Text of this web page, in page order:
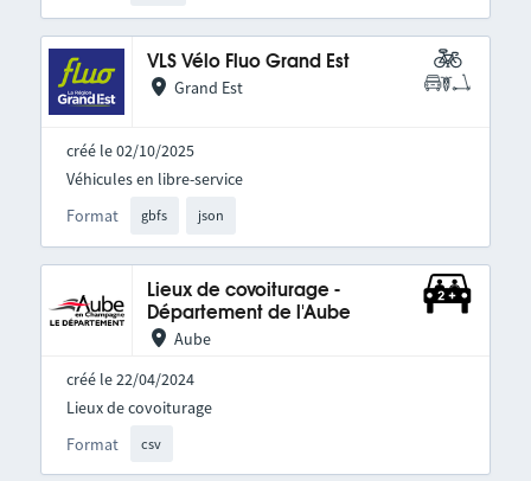
VLS Vélo Fluo Grand Est
Grand Est
créé le 02/10/2025
Format gbfs json
Véhicules en libre-service
Lieux de covoiturage -
Département de l'Aube
Aube
créé le 22/04/2024
Format csv
Lieux de covoiturage